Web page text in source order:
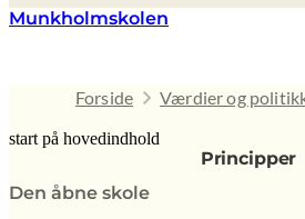
Munkholmskolen
Forside Værdier og
start på hovedindhold
Principper
senest
Den åbne skole